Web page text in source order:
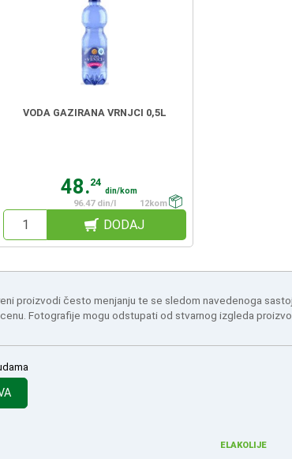
VODA GAZIRANA VRNJCI 0,5L
48.24
din/kom
96.47 din/l
12kom
DODAJ
proizvodi često menjanju te se sledom navedenoga
Fotografije mogu odstupati od stvarnog izgleda
ELAKOLIJE